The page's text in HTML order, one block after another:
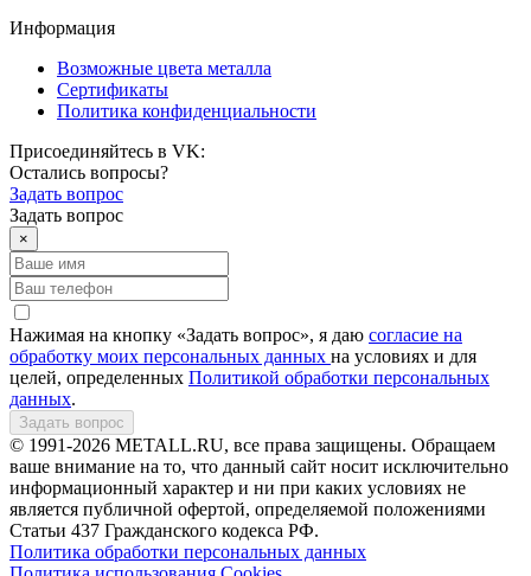
Информация
Возможные цвета металла
Сертификаты
Политика конфиденциальности
Присоединяйтесь в VK:
Остались вопросы?
Задать вопрос
Задать вопрос
×
Нажимая на кнопку «Задать вопрос», я даю согласие на
обработку моих персональных данных на условиях и для
целей, определенных Политикой обработки персональных
данных.
Задать вопрос
© 1991-2026 METALL.RU, все права защищены. Обращаем
ваше внимание на то, что данный сайт носит исключительно
информационный характер и ни при каких условиях не
является публичной офертой, определяемой положениями
Статьи 437 Гражданского кодекса РФ.
Политика обработки персональных данных